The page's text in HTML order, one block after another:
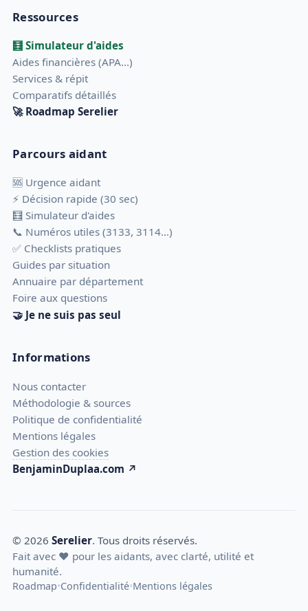
Ressources
🧮 Simulateur d'aides
Aides financières (APA...)
Services & répit
Comparatifs détaillés
🚀 Roadmap Serelier
Parcours aidant
🆘 Urgence aidant
⚡ Décision rapide (30 sec)
🧮 Simulateur d'aides
📞 Numéros utiles (3133, 3114…)
✅ Checklists pratiques
Guides par situation
Annuaire par département
Foire aux questions
🤝 Je ne suis pas seul
Informations
Nous contacter
Méthodologie & sources
Politique de confidentialité
Mentions légales
Gestion des cookies
BenjaminDuplaa.com ↗
© 2026 Serelier. Tous droits réservés.
Fait avec ❤️ pour les aidants, avec clarté, utilité et
humanité.
Roadmap•Confidentialité•Mentions légales